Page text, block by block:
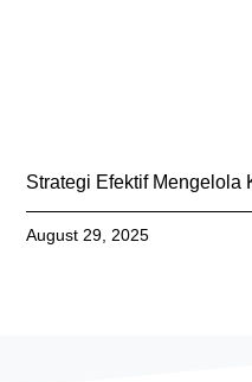
Strategi Efektif Mengelola
August 29, 2025